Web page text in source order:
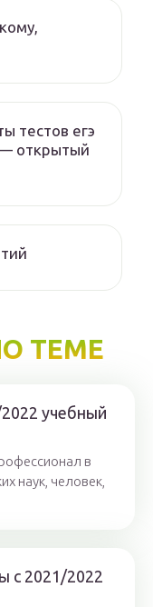
тестов егэ
— открытый
ТЕМЕ
учебный
в
наук, человек,
с 2021/2022